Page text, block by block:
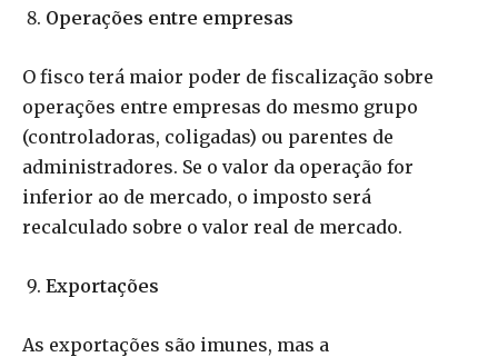
Operações entre empresas
O fisco terá maior poder de fiscalização sobre
operações entre empresas do mesmo grupo
(controladoras, coligadas) ou parentes de
administradores. Se o valor da operação for
inferior ao de mercado, o imposto será
recalculado sobre o valor real de mercado.
Exportações
As exportações são imunes, mas a